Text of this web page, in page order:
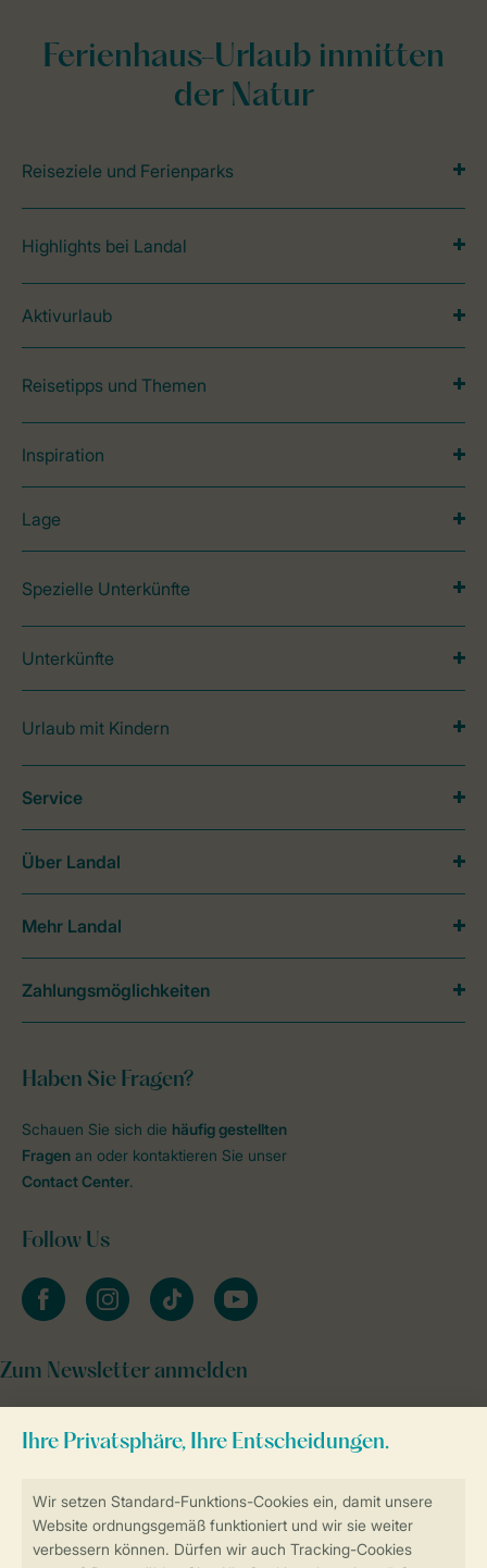
Sicher und schnell zur Online-Buchung
Ferienhaus-Urlaub inmitten
der Natur
Reiseziele und Ferienparks
Highlights bei Landal
Aktivurlaub
Reisetipps und Themen
Inspiration
Lage
Spezielle Unterkünfte
Unterkünfte
Urlaub mit Kindern
Haben Sie Fragen?
Schauen Sie sich die häufig gestellten
Fragen an oder kontaktieren Sie unser
Contact Center.
Follow Us
facebookinstagramtiktok youtube
Zum Newsletter anmelden
Service
Über Landal
Mehr Landal
Zahlungsmöglichkeiten